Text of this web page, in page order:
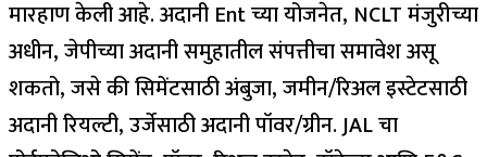
मारहाण केली आहे.अदानी Ent च्या योजनेत, NCLT मंजुरीच्या
अधीन, जेपीच्या अदानी समुहातील संपत्तीचा समावेश असू
शकतो, जसे की सिमेंटसाठी अंबुजा, जमीन/रिअल इस्टेटसाठी
अदानी रियल्टी, उर्जेसाठी अदानी पॉवर/ग्रीन. JAL चा